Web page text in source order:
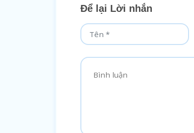
Để lại Lời nhắn